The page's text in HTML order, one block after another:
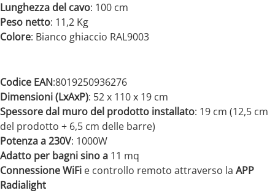
Lunghezza del cavo: 100 cm
Peso netto: 11,2 Kg
Colore: Bianco ghiaccio RAL9003
Codice EAN:8019250936276
Dimensioni (LxAxP): 52 x 110 x 19 cm
Spessore dal muro del prodotto installato: 19 cm (12,5 cm
del prodotto + 6,5 cm delle barre)
Potenza a 230V: 1000W
Adatto per bagni sino a 11 mq
Connessione WiFi e controllo remoto attraverso la APP
Radialight